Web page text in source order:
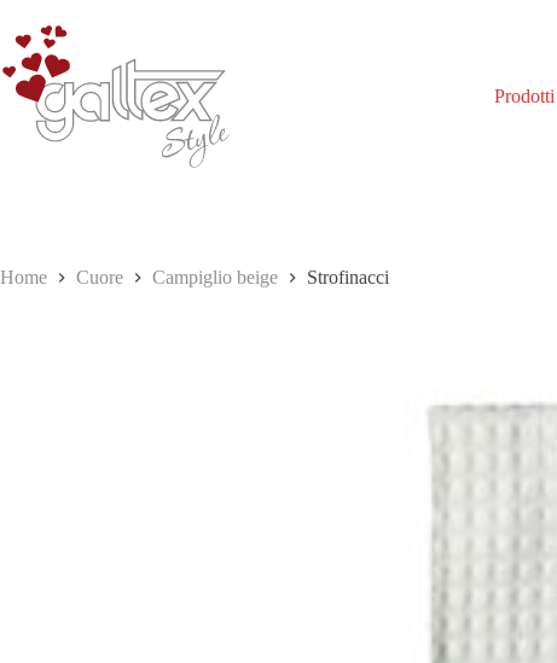
contenuto
Prodotti
Home Cuore Campiglio beige Strofinacci